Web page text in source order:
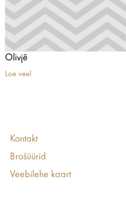
Olivjē
Loe veel
Kontakt
Brošüürid
Veebilehe kaart